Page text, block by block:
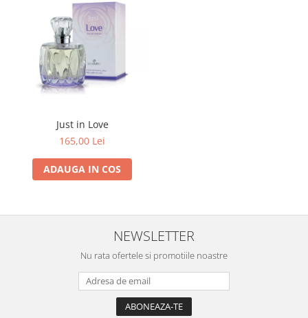
Just in Love
165,00 Lei
ADAUGA IN COS
NEWSLETTER
Nu rata ofertele si promotiile noastre